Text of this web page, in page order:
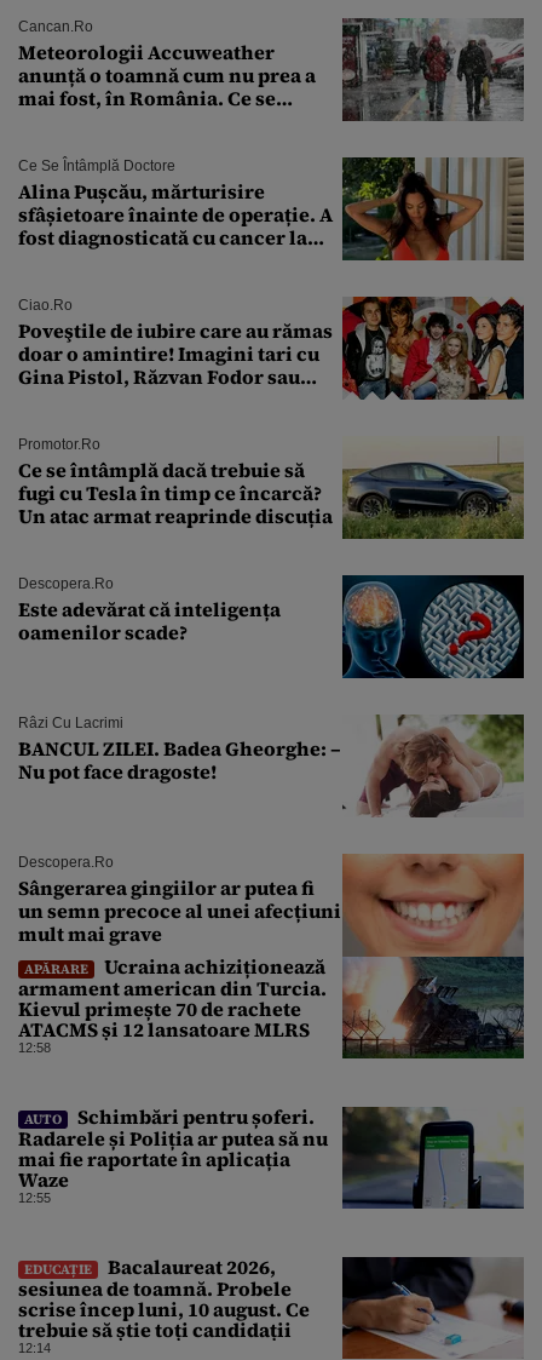
Cancan.ro
Meteorologii Accuweather
anunță o toamnă cum nu prea a
mai fost, în România. Ce se
București. Pe ce dată ninge
Ce Se Întâmplă Doctore
Alina Pușcău, mărturisire
sfâșietoare înainte de operație. A
fost diagnosticată cu cancer la
îmi salvez viața”
Ciao.ro
Poveştile de iubire care au rămas
doar o amintire! Imagini tari cu
Gina Pistol, Răzvan Fodor sau
Promotor.ro
Ce se întâmplă dacă trebuie să
fugi cu Tesla în timp ce încarcă?
Un atac armat reaprinde discuția
Descopera.ro
Este adevărat că inteligența
oamenilor scade?
Râzi Cu Lacrimi
BANCUL ZILEI. Badea Gheorghe: –
Nu pot face dragoste!
Descopera.ro
Sângerarea gingiilor ar putea fi
un semn precoce al unei afecțiuni
mult mai grave
APĂRARE
Ucraina achiziționează
armament american din Turcia.
Kievul primește 70 de rachete
ATACMS și 12 lansatoare MLRS
12:58
AUTO
Schimbări pentru șoferi.
Radarele și Poliția ar putea să nu
mai fie raportate în aplicația
Waze
12:55
EDUCAȚIE
Bacalaureat 2026,
sesiunea de toamnă. Probele
scrise încep luni, 10 august. Ce
trebuie să știe toți candidații
12:14